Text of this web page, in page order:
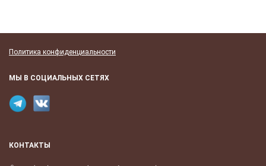
Политика конфиденциальности
МЫ В СОЦИАЛЬНЫХ СЕТЯХ
КОНТАКТЫ